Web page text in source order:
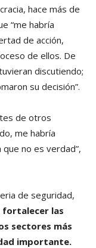
hace más de
“me habría
de acción,
de ellos. De
discutiendo;
su decisión”.
de otros
me habría
no es verdad”,
de seguridad,
fortalecer las
sectores más
importante.